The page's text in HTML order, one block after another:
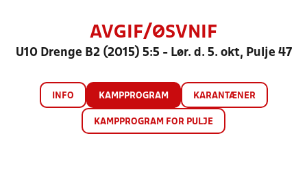
AVGIF/ØSVNIF
U10 Drenge B2 (2015) 5:5 - Lør. d. 5. okt, Pulje 47
INFO KAMPPROGRAM KARANTÆNER
KAMPPROGRAM FOR PULJE